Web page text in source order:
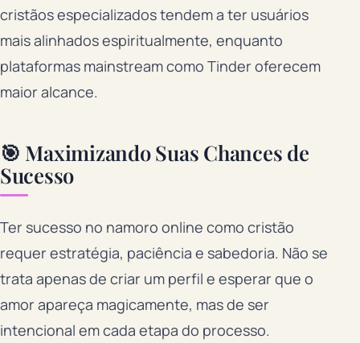
cristãos especializados tendem a ter usuários
mais alinhados espiritualmente, enquanto
plataformas mainstream como Tinder oferecem
maior alcance.
🎯 Maximizando Suas Chances de
Sucesso
Ter sucesso no namoro online como cristão
requer estratégia, paciência e sabedoria. Não se
trata apenas de criar um perfil e esperar que o
amor apareça magicamente, mas de ser
intencional em cada etapa do processo.